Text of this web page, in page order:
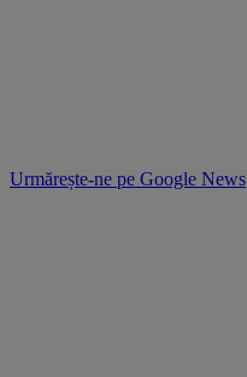
Urmărește-ne pe Google News